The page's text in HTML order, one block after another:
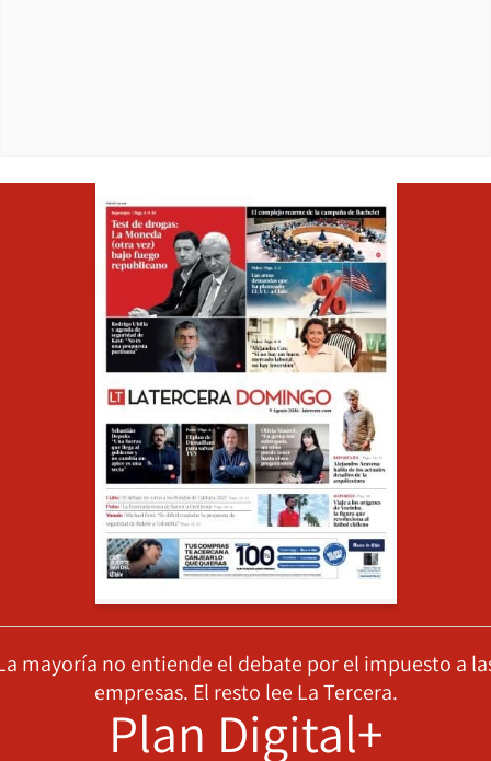
mayoría no entiende el debate por el impuesto a
empresas. El resto lee La Tercera.
Plan Digital+